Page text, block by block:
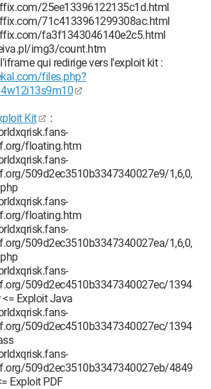
25ee13396122135c1d.html
71c4133961299308ac.html
fa3f1343046140e2c5.html
img3/count.htm
qui redirige vers l'exploit kit :
files.php?
Kit
:
floating.htm
509d2ec3510b3347340027e9/1,6,0,
floating.htm
509d2ec3510b3347340027ea/1,6,0,
509d2ec4510b3347340027ec/1394
Exploit Java
509d2ec4510b3347340027ec/1394
509d2ec3510b3347340027eb/4849
Exploit PDF